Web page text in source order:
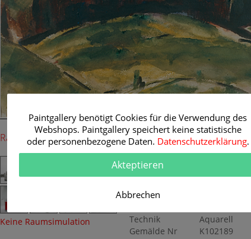
68 cm
Raum-Simulation
Keine Raumsimulation
Originalgemälde
Künstler
Themen
Titel
Hügelige
Technik
Aquarell
Gemälde Nr
K102189
Paintgallery benötigt Cookies für die Verwendung des
Webshops. Paintgallery speichert keine statistische
oder personenbezogene Daten. Datenschutzerklärung.
Akteptieren
Abbrechen